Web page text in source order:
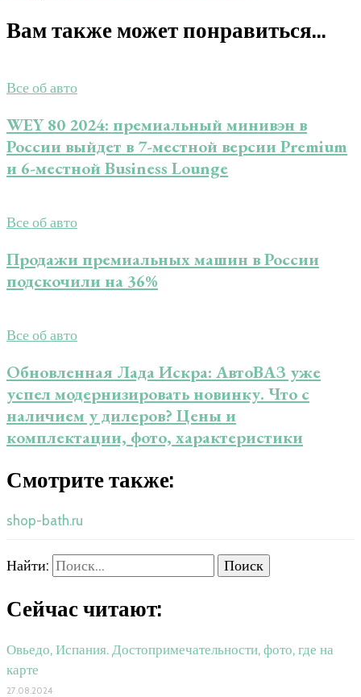
Вам также может понравиться...
Все об авто
WEY 80 2024: премиальный минивэн в
России выйдет в 7-местной версии Premium
и 6-местной Business Lounge
Все об авто
Продажи премиальных машин в России
подскочили на 36%
Все об авто
Обновленная Лада Искра: АвтоВАЗ уже
успел модернизировать новинку. Что c
наличием у дилеров? Цены и
комплектации, фото, характеристики
Смотрите также:
shop-bath.ru
Найти:
Сейчас читают:
Овьедо, Испания. Достопримечательности, фото, где на
карте
27.08.2024